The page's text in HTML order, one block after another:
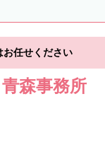
お任せください
森事務所